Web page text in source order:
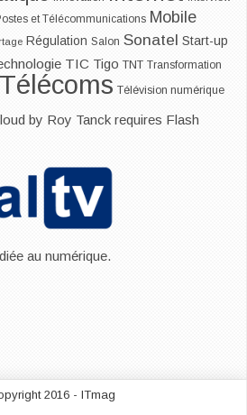
et Télécommunications Mobile
Régulation Salon Sonatel Start-up
TIC Tigo TNT Transformation
Télécoms Télévision numérique
by Roy Tanck requires Flash
au numérique.
2016 - ITmag